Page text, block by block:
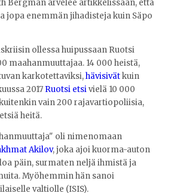
Bergman arvelee artikkelissaan, että
jopa enemmän jihadisteja kuin Säpo
ollessa huipussaan Ruotsi
maahanmuuttajaa. 14 000 heistä,
karkotettaviksi,hävisivätkuin
2017 Ruotsi etsivielä 10 000
vain 200 rajavartiopoliisia,
heitä.
oli nimenomaan
Akilov, joka ajoi kuorma-auton
päin, surmaten neljä ihmistä ja
Myöhemmin hän sanoi
valtiolle (ISIS).